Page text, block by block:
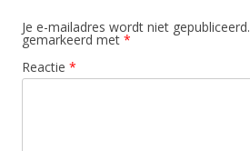
Je e-mailadres wordt niet gepubliceerd.
gemarkeerd met *
Reactie *